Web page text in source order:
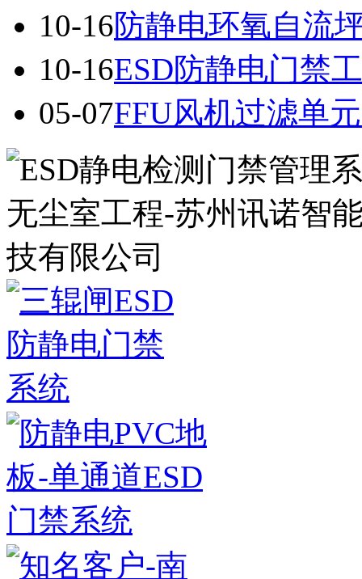
10-16防静电环氧自流
10-16ESD防静电门禁
05-07FFU风机过滤单